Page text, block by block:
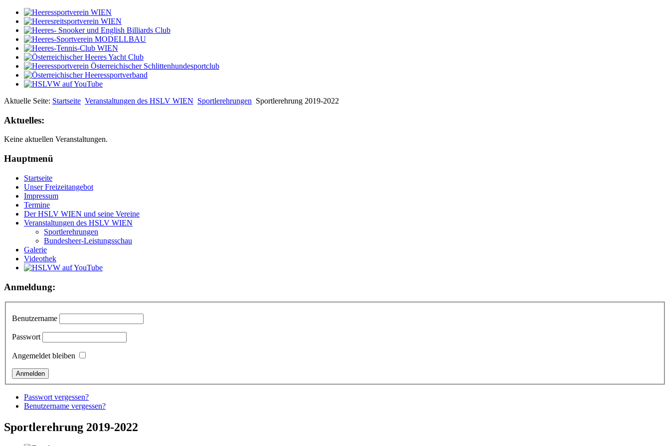
Aktuelle Seite: Startseite Veranstaltungen des HSLV WIEN Sportlerehrungen Sportlerehrung 2019-2022
Aktuelles:
Keine aktuellen Veranstaltungen.
Hauptmenü
Startseite
Unser Freizeitangebot
Impressum
Termine
Der HSLV WIEN und seine Vereine
Veranstaltungen des HSLV WIEN
Sportlerehrungen
Bundesheer-Leistungsschau
Galerie
Videothek
Anmeldung:
Benutzername
Passwort
Angemeldet bleiben
Passwort vergessen?
Benutzername vergessen?
Sportlerehrung 2019-2022